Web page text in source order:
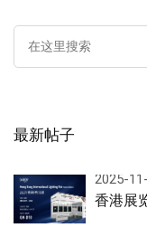
最新帖子
2025-
香港展